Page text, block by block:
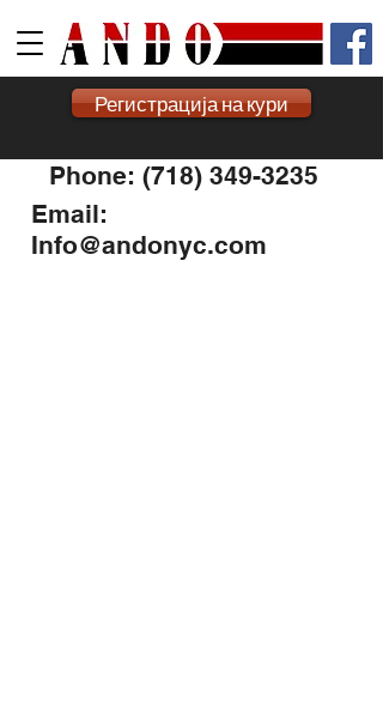
Регистрација на кури
Phone: (718) 349-3235
Email:
Info@andonyc.com